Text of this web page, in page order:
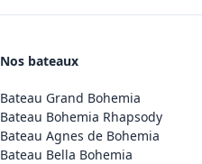
Nos bateaux
Bateau Grand Bohemia
Bateau Bohemia Rhapsody
Bateau Agnes de Bohemia
Bateau Bella Bohemia